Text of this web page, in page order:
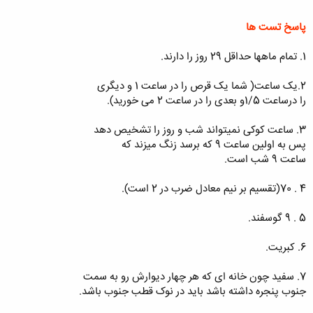
پاسخ تست ها
1. تمام ماهها حداقل 29 روز را دارند.
2.یک ساعت( شما یک قرص را در ساعت 1 و دیگری
را درساعت 1/5و بعدی را در ساعت 2 می خورید).
3. ساعت کوکی نمیتواند شب و روز را تشخیص دهد
پس به اولین ساعت 9 که برسد زنگ میزند که
ساعت 9 شب است.
4 . 70(تقسیم بر نیم معادل ضرب در 2 است).
5 . 9 گوسفند.
6. کبریت.
7. سفید چون خانه ای که هر چهار دیوارش رو به سمت
جنوب پنجره داشته باشد باید در نوک قطب جنوب باشد.